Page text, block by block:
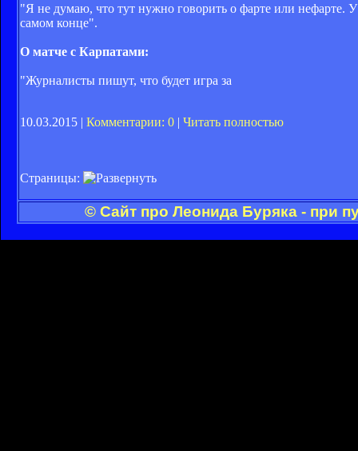
"Я не думаю, что тут нужно говорить о фарте или нефарте.
самом конце".
О матче с Карпатами:
"Журналисты пишут, что будет игра за
10.03.2015 | Комментарии: 0 | Читать полностью
Страницы:
© Сайт про Леонида Буряка - при